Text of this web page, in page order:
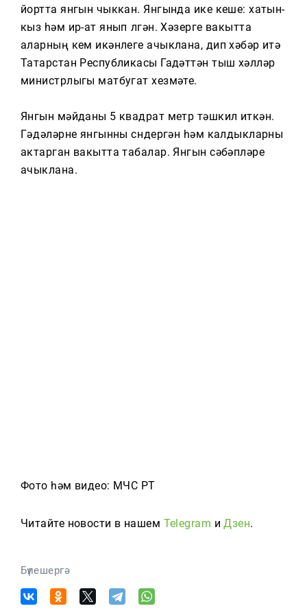
йортта янгын чыккан. Янгында ике кеше: хатын-
кыз һәм ир-ат янып үлгән. Хәзерге вакытта
аларның кем икәнлеге ачыклана, дип хәбәр итә
Татарстан Республикасы Гадәттән тыш хәлләр
министрлыгы матбугат хезмәте.
Янгын мәйданы 5 квадрат метр тәшкил иткән.
Гәүдәләрне янгынны сүндергән һәм калдыкларны
актарган вакытта табалар. Янгын сәбәпләре
ачыклана.
Фото һәм видео: МЧС РТ
Читайте новости в нашем Telegram иДзен.
Бүлешергә